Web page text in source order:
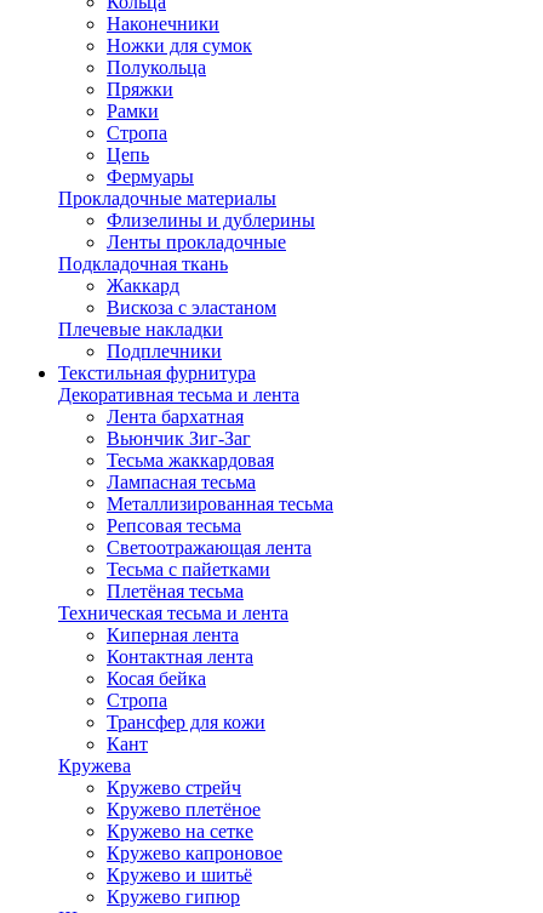
Наконечники
Ножки для сумок
Полукольца
Пряжки
Рамки
Стропа
Цепь
Фермуары
Прокладочные материалы
Флизелины и дублерины
Ленты прокладочные
Подкладочная ткань
Жаккард
Вискоза с эластаном
Плечевые накладки
Подплечники
Текстильная фурнитура
Декоративная тесьма и лента
Лента бархатная
Вьюнчик Зиг-Заг
Тесьма жаккардовая
Лампасная тесьма
Металлизированная тесьма
Репсовая тесьма
Светоотражающая лента
Тесьма с пайетками
Плетёная тесьма
Техническая тесьма и лента
Киперная лента
Контактная лента
Косая бейка
Стропа
Трансфер для кожи
Кант
Кружева
Кружево стрейч
Кружево плетёное
Кружево на сетке
Кружево капроновое
Кружево и шитьё
Кружево гипюр